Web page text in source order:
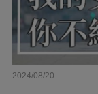
2024/08/20